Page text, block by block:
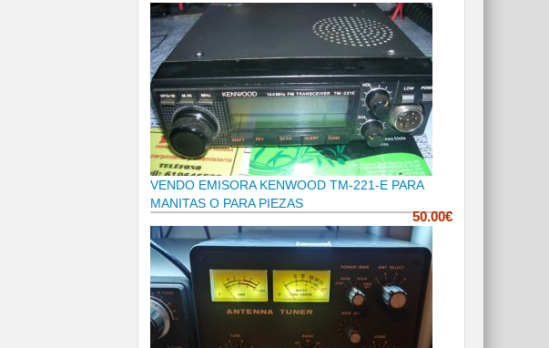
VENDO EMISORA KENWOOD TM-221-E PARA
MANITAS O PARA PIEZAS
50.00€